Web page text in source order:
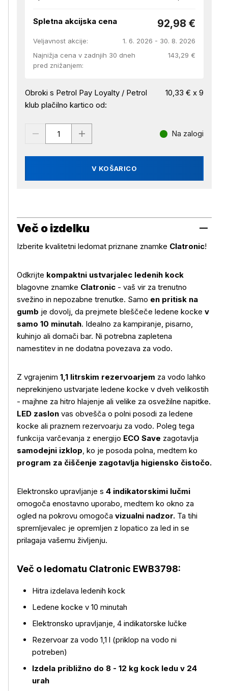
Spletna akcijska cena 92,98 €
Veljavnost akcije:
1. 6. 2026 - 30. 8. 2026
Najnižja cena v zadnjih 30 dneh
pred znižanjem:
143,29 €
Obroki s Petrol Pay Loyalty / Petrol
klub plačilno kartico od:
10,33 € x 9
V KOŠARICO
Na zalogi
Več o izdelku
Več o izdelku
Izberite kvalitetni ledomat priznane znamke Clatronic!
Odkrijte kompaktni ustvarjalec ledenih kock
blagovne znamke Clatronic - vaš vir za trenutno
svežino in nepozabne trenutke. Samo en pritisk na
gumb je dovolj, da prejmete bleščeče ledene kocke v
samo 10 minutah. Idealno za kampiranje, pisarno,
kuhinjo ali domači bar. Ni potrebna zapletena
namestitev in ne dodatna povezava za vodo.
Z vgrajenim 1,1 litrskim rezervoarjem za vodo lahko
neprekinjeno ustvarjate ledene kocke v dveh velikostih
- majhne za hitro hlajenje ali velike za osvežilne napitke.
LED zaslon vas obvešča o polni posodi za ledene
kocke ali praznem rezervoarju za vodo. Poleg tega
funkcija varčevanja z energijo ECO Save zagotavlja
samodejni izklop, ko je posoda polna, medtem ko
program za čiščenje zagotavlja higiensko čistočo.
Elektronsko upravljanje s 4 indikatorskimi lučmi
omogoča enostavno uporabo, medtem ko okno za
ogled na pokrovu omogoča vizualni nadzor. Ta tihi
spremljevalec je opremljen z lopatico za led in se
prilagaja vašemu življenju.
Več o ledomatu Clatronic EWB3798:
Hitra izdelava ledenih kock
Ledene kocke v 10 minutah
Elektronsko upravljanje, 4 indikatorske lučke
Rezervoar za vodo 1,1 l (priklop na vodo ni
potreben)
Izdela približno do 8 - 12 kg kock ledu v 24
urah